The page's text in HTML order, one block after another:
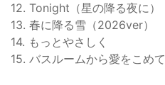
12. Tonight（星の降る夜に）
13. 春に降る雪（2026ver）
14. もっとやさしく
15. バスルームから愛をこめて